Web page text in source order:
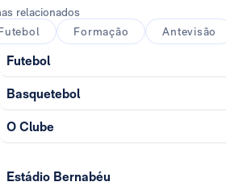
relacionados
Formação Antevisão
Futebol
Basquetebol
O Clube
Estádio Bernabéu